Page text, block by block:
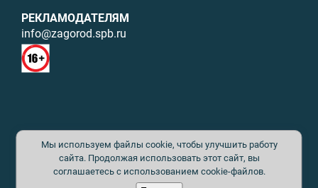
РЕКЛАМОДАТЕЛЯМ
info@zagorod.spb.ru
© ИП Малыщева Б.Л. Все права защищены. Перепечатка материалов
данного сайта возможна только с письменного разрешения. При
цитировании ссылка на www.zagorod.spb.ru обязательна. Редакция не
несет ответственности за содержание рекламных материалов. Все
рекламируемые товары и услуги имеют необходимые сертификаты и
Мы используем файлы cookie, чтобы улучшить работу
сайта. Продолжая использовать этот сайт, вы
соглашаетесь с использованием cookie-файлов.